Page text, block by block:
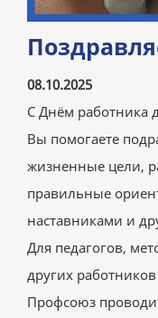
08.10.2025
С Днём работника
Вы помогаете
жизненные цели,
правильные
наставниками и
Для педагогов,
других
Профсоюз